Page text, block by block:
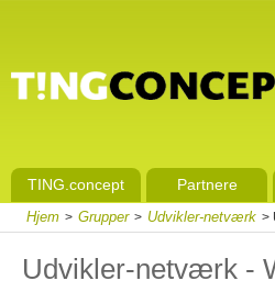
TING.concept Partnere
Hjem > Grupper > Udvikler-netværk >
Udvikler-netværk -